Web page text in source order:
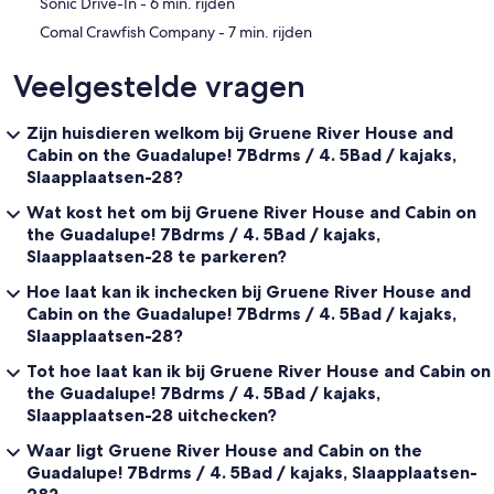
een Stone Fire-Ring (brandhout voorzien ). De Gruene River Cabin is
volledig bijgewerkt, omdat het oorspronkelijk gebouwd is als een
Duitse immigranten werd gedaan. Dit is een favoriet bij onze gasten
die geïnteresseerd zijn in een beetje rust en stilte, afgezonderd van
de rest van hun groep in het Gruene River House. De Gruene River
Cabin heeft zijn eigen middelgrote koelkast / vriezer, magnetron,
broodrooster en veel wegwerpbekers, borden, plastic serviesgoed,
servetten en papieren handdoeken, enz. Voor het gemak. Het heeft
ook een eigen volledige koffieservice met 4-kops
koffiezetapparaat, 4-kops handige koffiepakketten, creamers en
zoetstoffen. Er is een elektrische binnenhaard met optionele
verwarming en een tv / dvd / cd-speler. Er is ook een 2-zits
bistrotafel in de cabine om te dineren of om te gebruiken als een
bureau.
In combinatie met het Gruene River House biedt het gehele pand
plaats aan maximaal 28, wat onze door de staat en de provincie
afgedwongen maximale bezetting is volgens onze
accommodatievergunning.
Voor zowel het Gruene River House als de Gruene River Cabin
bieden we alle beddengoed, kussens en beddengoed,
handdoeken, handdoeken, washandjes, bodyzeep, handzeep,
‪Comal Crawfish Company - ‬7 min. rijden
Veelgestelde vragen
Zijn huisdieren welkom bij Gruene River House and
Cabin on the Guadalupe! 7Bdrms / 4. 5Bad / kajaks,
Slaapplaatsen-28?
Wat kost het om bij Gruene River House and Cabin on
the Guadalupe! 7Bdrms / 4. 5Bad / kajaks,
Slaapplaatsen-28 te parkeren?
Hoe laat kan ik inchecken bij Gruene River House and
Cabin on the Guadalupe! 7Bdrms / 4. 5Bad / kajaks,
Slaapplaatsen-28?
Tot hoe laat kan ik bij Gruene River House and Cabin on
the Guadalupe! 7Bdrms / 4. 5Bad / kajaks,
Slaapplaatsen-28 uitchecken?
Waar ligt Gruene River House and Cabin on the
Guadalupe! 7Bdrms / 4. 5Bad / kajaks, Slaapplaatsen-